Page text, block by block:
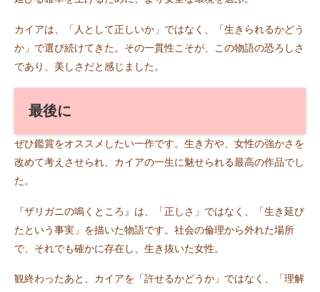
カイアは、「人として正しいか」ではなく、「生きられるかどう
か」で選び続けてきた。その一貫性こそが、この物語の恐ろしさ
であり、美しさだと感じました。
最後に
ぜひ鑑賞をオススメしたい一作です。生き方や、女性の強かさを
改めて考えさせられ、カイアの一生に魅せられる最高の作品でし
た。
『ザリガニの鳴くところ』は、「正しさ」ではなく、「生き延び
たという事実」を描いた物語です。社会の倫理から外れた場所
で、それでも確かに存在し、生き抜いた女性。
観終わったあと、カイアを「許せるかどうか」ではなく、「理解